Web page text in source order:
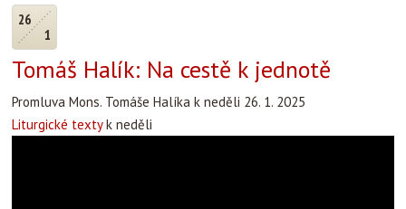
26
1
Tomáš Halík: Na cestě k jednotě
Promluva Mons. Tomáše Halíka k neděli 26. 1. 2025
Liturgické textyk neděli